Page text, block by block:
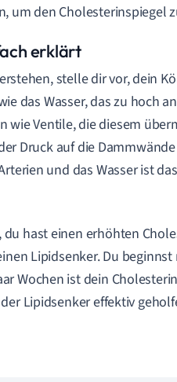
um den Cholesterinspiegel
erklärt
stelle dir vor, dein
das Wasser, das zu hoch
wie Ventile, die diesem
Druck auf die
und das Wasser ist
hast einen erhöhten
Lipidsenker. Du
Wochen ist dein
Lipidsenker effektiv